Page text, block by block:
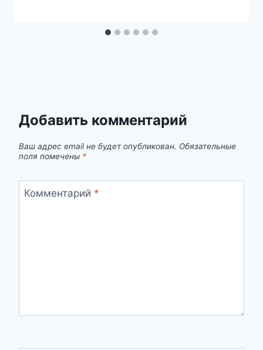
Добавить комментарий
Ваш адрес email не будет опубликован. Обязательные
поля помечены *
Комментарий *